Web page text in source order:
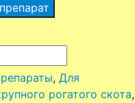
, Для
рогатого скота,